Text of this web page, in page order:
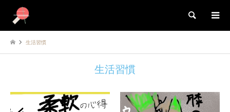
検索
生活習慣
生活習慣